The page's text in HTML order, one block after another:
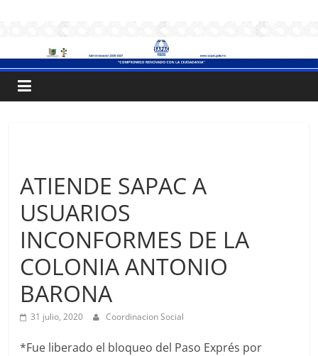
S
A
A
C
:.
Sistema
de
Agua
Potable
ATIENDE SAPAC A
USUARIOS
INCONFORMES DE LA
COLONIA ANTONIO
BARONA
31 julio, 2020 Coordinacion Social
*Fue liberado el bloqueo del Paso Exprés por